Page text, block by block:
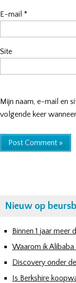
E-mail *
Site
Mijn naam, e-mail en
volgende keer
Nieuw op
Binnen 1 jaar meer
Waarom ik
Discovery onder
Is Berkshire